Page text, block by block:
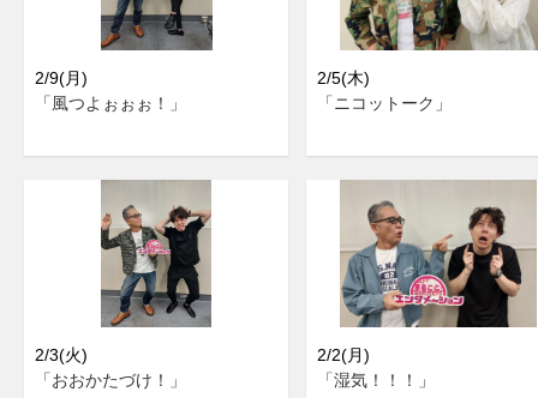
2/9(月)
「風つよぉぉぉ！」
2/5(木)
「ニコットーク」
2/3(火)
「おおかたづけ！」
2/2(月)
「湿気！！！」